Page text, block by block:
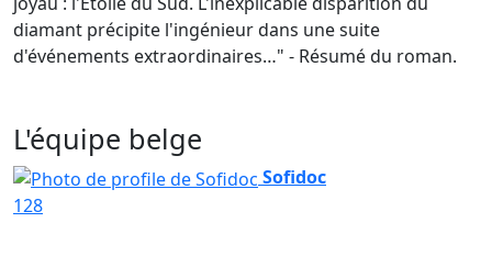
diamant précipite l'ingénieur dans une suite
d'événements extraordinaires…" - Résumé du roman.
L'équipe belge
Sofidoc
128